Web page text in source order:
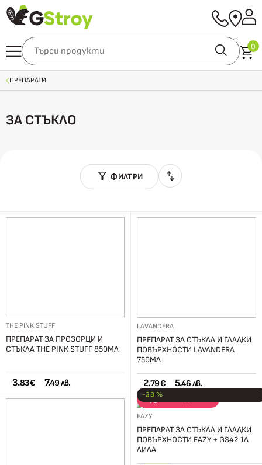
0
ПРЕПАРАТИ
ЗА СТЪКЛО
ФИЛТРИ
THE PINK STUFF
ПРЕПАРАТ ЗА ПРОЗОРЦИ И
СТЪКЛА THE PINK STUFF 850МЛ
3.83 € 7.49 лв.
LAVANDERA
ПРЕПАРАТ ЗА СТЪКЛА И ГЛАДКИ
ПОВЪРХНОСТИ LAVANDERA
750МЛ
2.79 € 5.46 лв.
РАЗПРОДАЖБА
-38 %
EAZY
ПРЕПАРАТ ЗА СТЪКЛА И ГЛАДКИ
ПОВЪРХНОСТИ EAZY + GS42 1Л
ЛИЛА